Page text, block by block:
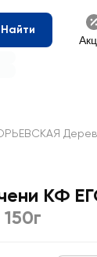
Найти
КФ
150г